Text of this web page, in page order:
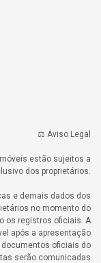
⚖️ Aviso Legal
estão sujeitos a
dos proprietários.
e demais dados dos
no momento do
os registros oficiais. A
após a apresentação
oficiais do
serão comunicadas